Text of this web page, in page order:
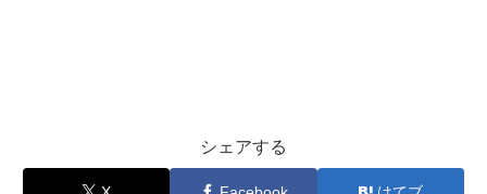
シェアする